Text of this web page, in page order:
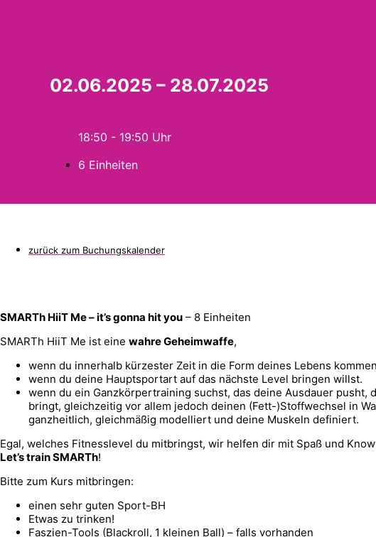
02.06.2025 – 28.07.2025
18:50 - 19:50
6 Einheiten
zurück zum Buchungskalender
SMARTh HiiT Me – it’s gonna hit you – 8 Einheiten
SMARTh HiiT Me ist eine wahre Geheimwaffe,
wenn du innerhalb kürzester Zeit in die Form deines Lebens
wenn du deine Hauptsportart auf das nächste Level bringen willst.
wenn du ein Ganzkörpertraining suchst, das deine Ausdauer pusht,
bringt, gleichzeitig vor allem jedoch deinen (Fett-)Stoffwechsel in
ganzheitlich, gleichmäßig modelliert und deine Muskeln definiert.
Egal, welches Fitnesslevel du mitbringst, wir helfen dir mit Spaß und
Let’s train SMARTh!
Bitte zum Kurs mitbringen:
einen sehr guten Sport-BH
Etwas zu trinken!
Faszien-Tools (Blackroll, 1 kleinen Ball) – falls vorhanden